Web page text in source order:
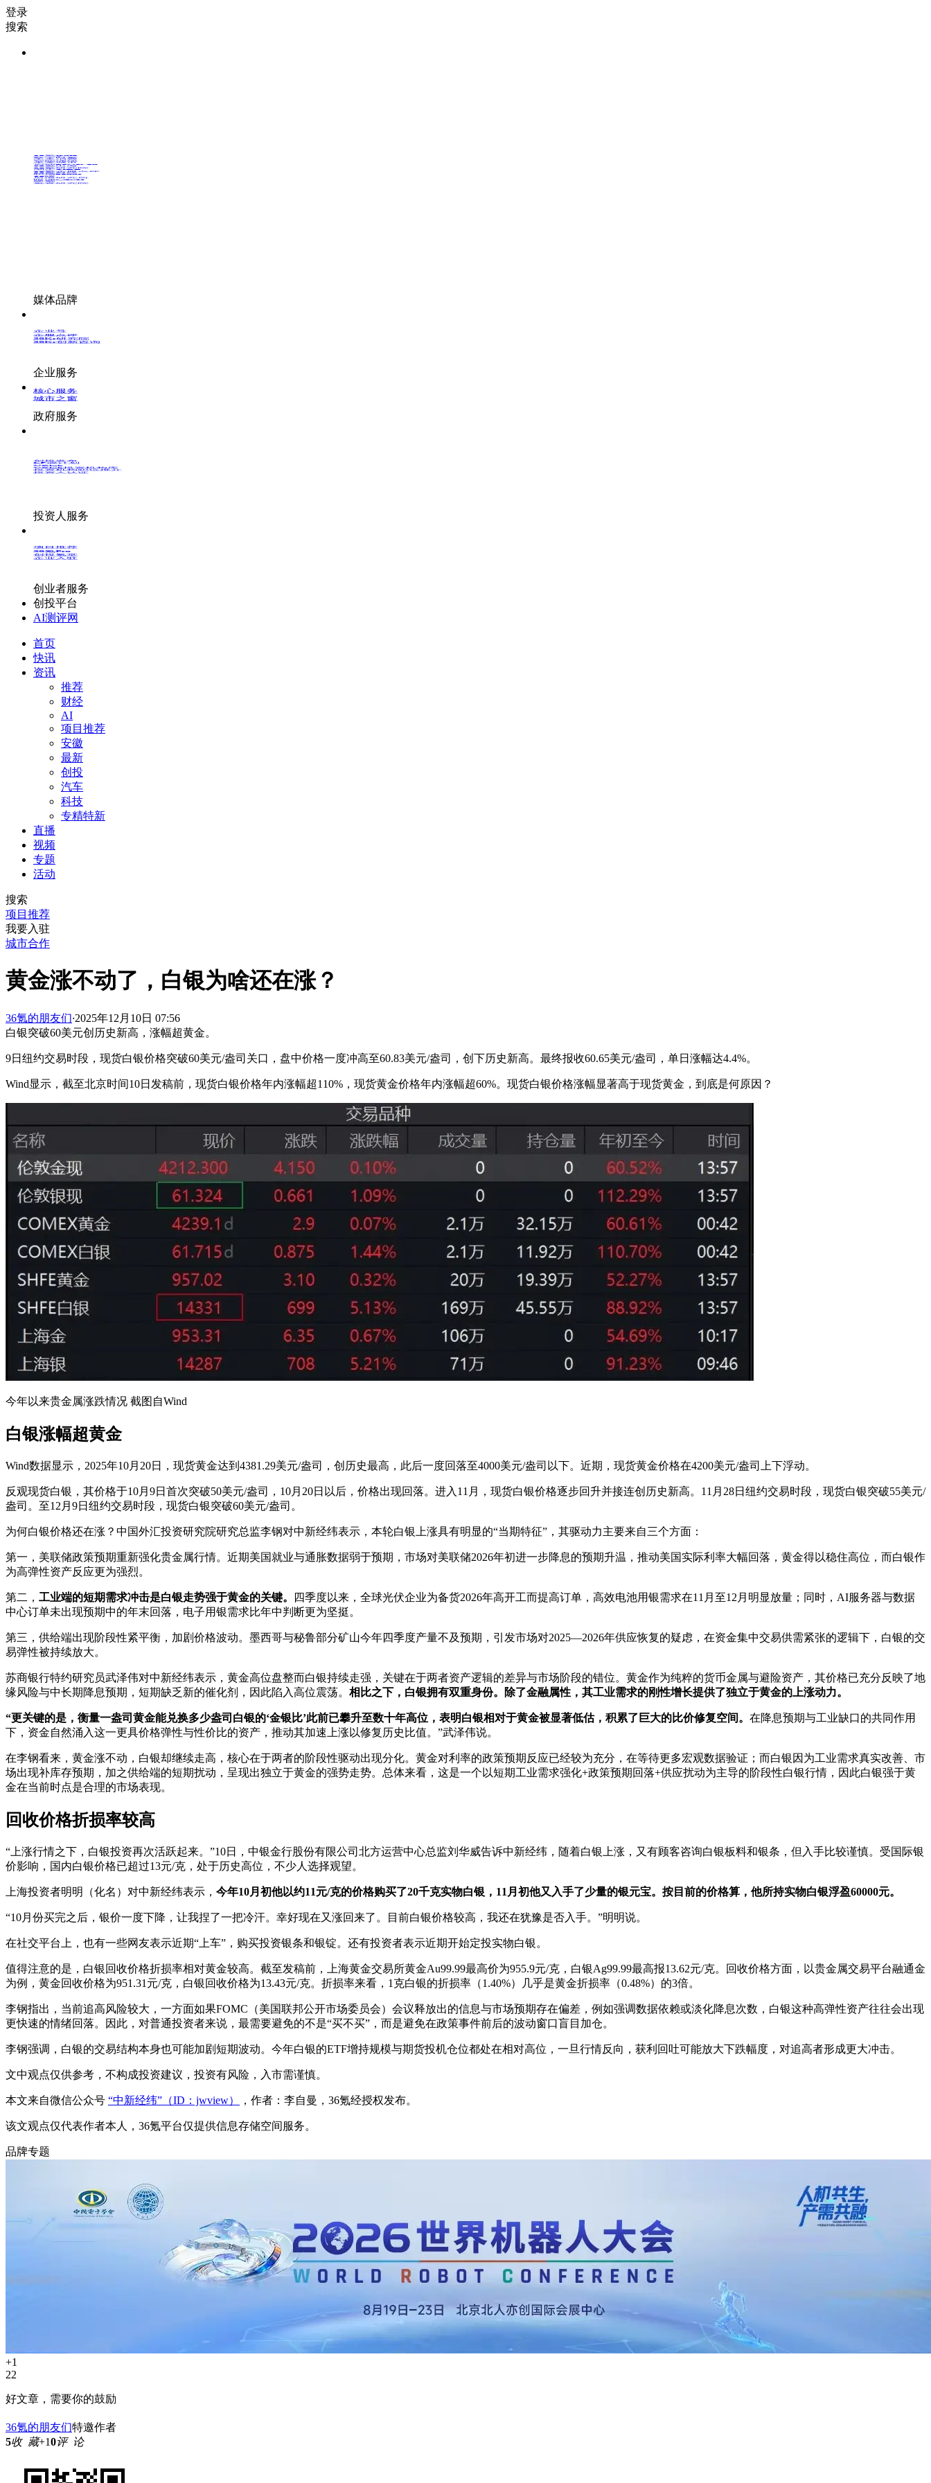
登录
搜索
36氪Auto
未来消费
未来城市
36氪出海
硬氪
媒体品牌
企业号
企服点评
36Kr研究院
36Kr创新咨询
企业服务
核心服务
城市之窗
政府服务
创投发布
LP源计划
VClub
VClub投资机构库
投资机构职位推介
投资人认证
投资人服务
项目推荐
36氪Pro
创投氪堂
企业入驻
创业者服务
创投平台
AI测评网
首页
快讯
资讯
推荐
财经
AI
项目推荐
安徽
最新
创投
汽车
科技
专精特新
直播
视频
专题
活动
搜索
项目推荐
我要入驻
城市合作
黄金涨不动了，白银为啥还在涨？
36氪的朋友们·2025年12月10日 07:56
白银突破60美元创历史新高，涨幅超黄金。
9日纽约交易时段，现货白银价格突破60美元/盎司关口，盘中价格一度冲高至60.83美元/盎司，创下历史新高。最终报收60.65美元/盎司，单日涨幅达4.4%。
Wind显示，截至北京时间10日发稿前，现货白银价格年内涨幅超110%，现货黄金价格年内涨幅超60%。现货白银价格涨幅显著高于现货黄金，到底是何原因？
今年以来贵金属涨跌情况 截图自Wind
白银涨幅超黄金
Wind数据显示，2025年10月20日，现货黄金达到‌4381.29美元/盎司，创历史最高，此后一度回落至4000美元/盎司以下。近期，现货黄金价格在4200美元/盎司上下浮动。
反观现货白银，其价格于10月9日首次突破50美元/盎司，10月20日以后，价格出现回落。进入11月，现货白银价格逐步回升并接连创历史新高。11月28日纽约交易时段，现货白银突破55美元/
盎司。至12月9日纽约交易时段，现货白银突破60美元/盎司。
为何白银价格还在涨？中国外汇投资研究院研究总监李钢对中新经纬表示，本轮白银上涨具有明显的“当期特征”，其驱动力主要来自三个方面：
第一，美联储政策预期重新强化贵金属行情。近期美国就业与通胀数据弱于预期，市场对美联储2026年初进一步降息的预期升温，推动美国实际利率大幅回落，黄金得以稳住高位，而白银作
为高弹性资产反应更为强烈。
第二， 工业端的短期需求冲击是白银走势强于黄金的关键。
四季度以来，全球光伏企业为备货2026年高开工而提高订单，高效电池用银需求在11月至12月明显放量；同时，AI服务器与数据
中心订单未出现预期中的年末回落，电子用银需求比年中判断更为坚挺。
第三，供给端出现阶段性紧平衡，加剧价格波动。墨西哥与秘鲁部分矿山今年四季度产量不及预期，引发市场对2025—2026年供应恢复的疑虑，在资金集中交易供需紧张的逻辑下，白银的交
易弹性被持续放大。
苏商银行特约研究员武泽伟对中新经纬表示，黄金高位盘整而白银持续走强，关键在于两者资产逻辑的差异与市场阶段的错位。黄金作为纯粹的货币金属与避险资产，其价格已充分反映了地
缘风险与中长期降息预期，短期缺乏新的催化剂，因此陷入高位震荡。 相比之下，白银拥有双重身份。除了金融属性，其工业需求的刚性增长提供了独立于黄金的上涨动力。
“更关键的是，衡量一盎司黄金能兑换多少盎司白银的‘金银比’此前已攀升至数十年高位，表明白银相对于黄金被显著低估，积累了巨大的比价修复空间。 在降息预期与工业缺口的共同作用
下，资金自然涌入这一更具价格弹性与性价比的资产，推动其加速上涨以修复历史比值。”武泽伟说。
在李钢看来，黄金涨不动，白银却继续走高，核心在于两者的阶段性驱动出现分化。黄金对利率的政策预期反应已经较为充分，在等待更多宏观数据验证；而白银因为工业需求真实改善、市
场出现补库存预期，加之供给端的短期扰动，呈现出独立于黄金的强势走势。总体来看，这是一个以短期工业需求强化+政策预期回落+供应扰动为主导的阶段性白银行情，因此白银强于黄
金在当前时点是合理的市场表现。
回收价格折损率较高
“上涨行情之下，白银投资再次活跃起来。”10日，中银金行股份有限公司北方运营中心总监刘华威告诉中新经纬，随着白银上涨，又有顾客咨询白银板料和银条，但入手比较谨慎。受国际银
价影响，国内白银价格已超过13元/克，处于历史高位，不少人选择观望。
上海投资者明明（化名）对中新经纬表示， 今年10月初他以约11元/克的价格购买了20千克实物白银，11月初他又入手了少量的银元宝。按目前的价格算，他所持实物白银浮盈60000元。
“10月份买完之后，银价一度下降，让我捏了一把冷汗。幸好现在又涨回来了。目前白银价格较高，我还在犹豫是否入手。”明明说。
在社交平台上，也有一些网友表示近期“上车”，购买投资银条和银锭。还有投资者表示近期开始定投实物白银。
值得注意的是，白银回收价格折损率相对黄金较高。截至发稿前，上海黄金交易所黄金Au99.99最高价为955.9元/克，白银Ag99.99最高报13.62元/克。回收价格方面，以贵金属交易平台融通金
为例，黄金回收价格为951.31元/克，白银回收价格为13.43元/克。折损率来看，1克白银的折损率（1.40%）几乎是黄金折损率（0.48%）的3倍。
李钢指出，当前追高风险较大，一方面如果FOMC（美国联邦公开市场委员会）会议释放出的信息与市场预期存在偏差，例如强调数据依赖或淡化降息次数，白银这种高弹性资产往往会出现
更快速的情绪回落。因此，对普通投资者来说，最需要避免的不是“买不买”，而是避免在政策事件前后的波动窗口盲目加仓。
李钢强调，白银的交易结构本身也可能加剧短期波动。今年白银的ETF增持规模与期货投机仓位都处在相对高位，一旦行情反向，获利回吐可能放大下跌幅度，对追高者形成更大冲击。
文中观点仅供参考，不构成投资建议，投资有风险，入市需谨慎。
本文来自微信公众号 “中新经纬”（ID：jwview） ，作者：李自曼，36氪经授权发布。
该文观点仅代表作者本人，36氪平台仅提供信息存储空间服务。
品牌专题
+1
22
好文章，需要你的鼓励
36氪的朋友们特邀作者
5收 藏+10评 论
参与评论